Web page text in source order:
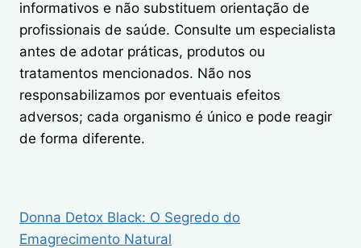
informativos e não substituem orientação de
profissionais de saúde. Consulte um especialista
antes de adotar práticas, produtos ou
tratamentos mencionados. Não nos
responsabilizamos por eventuais efeitos
adversos; cada organismo é único e pode reagir
de forma diferente.
Donna Detox Black: O Segredo do
Emagrecimento Natural